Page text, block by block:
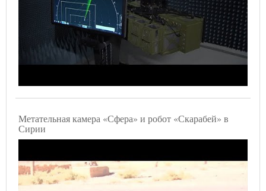
Метательная камера «Сфера» и робот «Скарабей» в
Сирии